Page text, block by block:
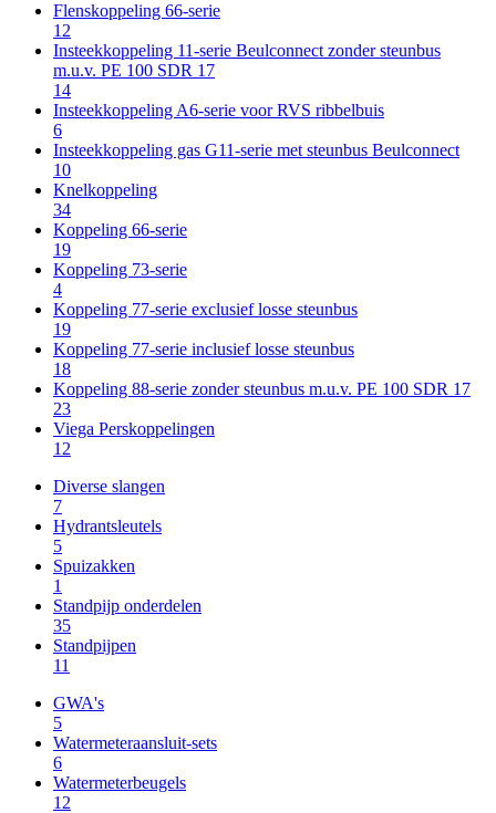
Flenskoppeling 66-serie
12
Insteekkoppeling 11-serie Beulconnect zonder steunbus
m.u.v. PE 100 SDR 17
14
Insteekkoppeling A6-serie voor RVS ribbelbuis
6
Insteekkoppeling gas G11-serie met steunbus Beulconnect
10
Knelkoppeling
34
Koppeling 66-serie
19
Koppeling 73-serie
4
Koppeling 77-serie exclusief losse steunbus
19
Koppeling 77-serie inclusief losse steunbus
18
Koppeling 88-serie zonder steunbus m.u.v. PE 100 SDR 17
23
Viega Perskoppelingen
12
Diverse slangen
7
Hydrantsleutels
5
Spuizakken
1
Standpijp onderdelen
35
Standpijpen
11
GWA's
5
Watermeteraansluit-sets
6
Watermeterbeugels
12